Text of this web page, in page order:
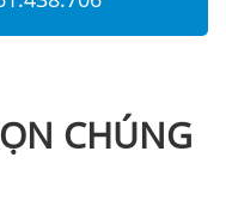
CHÚNG